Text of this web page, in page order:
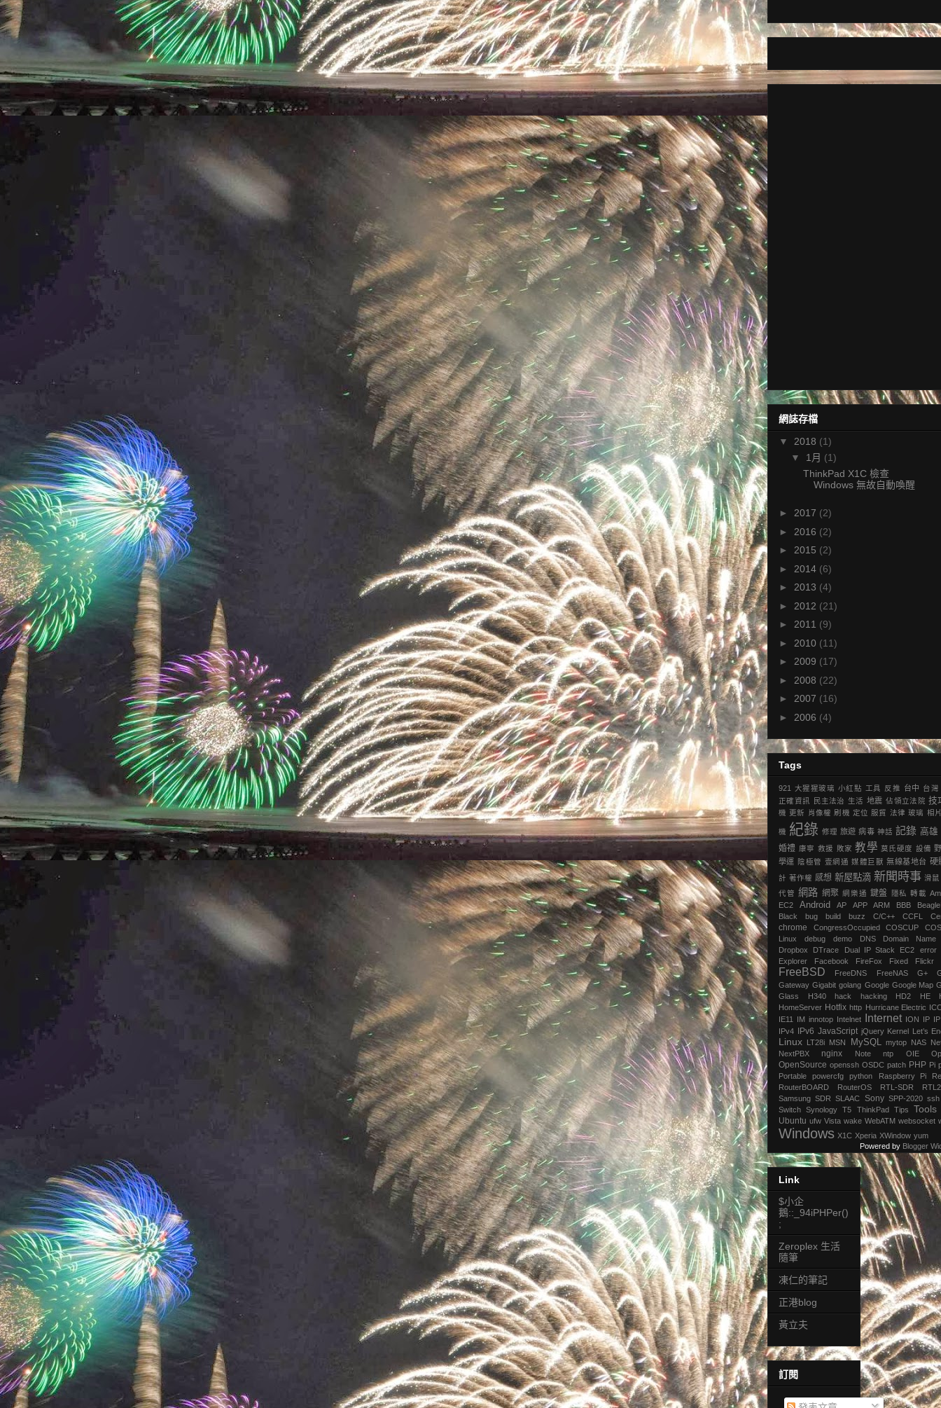
網誌存檔
▼ 2018 (1)
▼ 1月 (1)
ThinkPad X1C 檢查
Windows 無故自動喚醒
► 2017 (2)
► 2016 (2)
► 2015 (2)
► 2014 (6)
► 2013 (4)
► 2012 (21)
► 2011 (9)
► 2010 (11)
► 2009 (17)
► 2008 (22)
► 2007 (16)
► 2006 (4)
Tags
921 大猩猩玻璃 小紅點 工具 反推 台中 台灣
正確資訊
民主法治 生活 地震 ‎佔領立法院‬ 技
機 更新 肖像權 刷機 定位 服貿 法律 玻璃 相
機 紀錄 修理 旅遊 病毒 神話 記錄 高雄
婚禮 康寧 救援 敗家 教學 莫氏硬度 設備
學運 陰極管 壹網通 媒體巨獸 無線基地台 硬
計 著作權 感想 新屋點滴 新聞時事 滑鼠
代管 網路 網聚 網樂通 鍵盤 隱私 轉載
EC2
Android AP APP ARM BBB
Black
bug build buzz C/C++ CCFL
chrome ‎CongressOccupied COSCUP
Linux
debug demo DNS
Domain Name
Dropbox
DTrace Dual IP Stack EC2
error
Explorer
Facebook FireFox Fixed Flickr
FreeBSD FreeDNS FreeNAS G+
Gateway Gigabit golang Google Google Map
Glass
H340 hack hacking HD2 HE
HomeServer Hotfix http Hurricane Electric
IE11
IM innotop Intelnet Internet ION IP
IPv4
IPv6 JavaScript jQuery Kernel Let’s
Linux LT28i MSN MySQL mytop NAS
NextPBX
nginx Note ntp OIE
OpenSource openssh OSDC patch PHP Pi
Portable
powercfg python Raspberry Pi
RouterBOARD
RouterOS RTL-SDR
Samsung SDR SLAAC Sony SPP-2020 ssh
Switch Synology T5 ThinkPad Tips Tools
Ubuntu ufw Vista wake WebATM websocket
Windows X1C Xperia XWindow yum
Powered by Blogger
Link
$小企
鵝::_94iPHPer()
;
Zeroplex 生活
隨筆
凍仁的筆記
正港blog
黃立夫
訂閱